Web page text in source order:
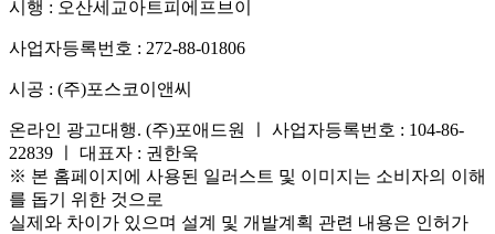
시행 : 오산세교아트피에프브이
사업자등록번호 : 272-88-01806
시공 : (주)포스코이앤씨
온라인 광고대행. (주)포애드원 ㅣ 사업자등록번호 : 104-86-
22839 ㅣ 대표자 : 권한욱
※ 본 홈페이지에 사용된 일러스트 및 이미지는 소비자의 이해
를 돕기 위한 것으로
실제와 차이가 있으며 설계 및 개발계획 관련 내용은 인허가